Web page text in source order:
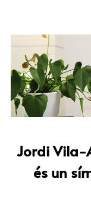
Jordi Vila-
és un